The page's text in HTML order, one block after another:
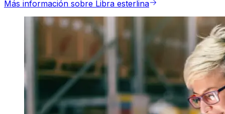
Más información sobre Libra esterlina